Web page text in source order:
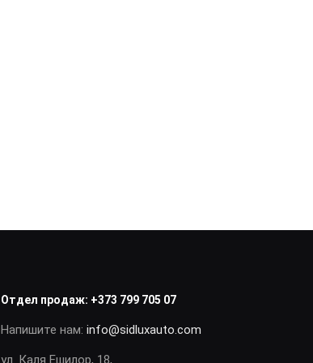
Отдел продаж: +373 799 705 07
Напишите нам:info@sidluxauto.com
ул. Каля Ешилор, 18,